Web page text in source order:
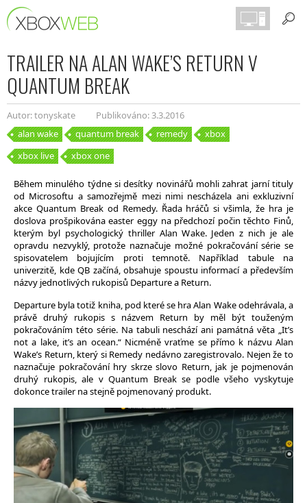
TRAILER NA ALAN WAKE’S RETURN V
QUANTUM BREAK
Autor: tonyskate
Publikováno: 3.3.2016
alan wake
quantum break remedy
xbox
xbox live
xbox one
Během minulého týdne si desítky novinářů mohli zahrat jarní tituly
od Microsoftu a samozřejmě mezi nimi nescházela ani exkluzivní
akce Quantum Break od Remedy. Řada hráčů si všimla, že hra je
doslova prošpikována easter eggy na předchozí počin těchto Finů,
kterým byl psychologický thriller Alan Wake. Jeden z nich je ale
opravdu nezvyklý, protože naznačuje možné pokračování série se
spisovatelem bojujícím proti temnotě. Například tabule na
univerzitě, kde QB začíná, obsahuje spoustu informací a především
názvy jednotlivých rukopisů Departure a Return.
Departure byla totiž kniha, pod které se hra Alan Wake odehrávala, a
právě druhý rukopis s názvem Return by měl být touženým
pokračováním této série. Na tabuli neschází ani památná věta „It’s
not a lake, it’s an ocean.“ Nicméně vraťme se přímo k názvu Alan
Wake’s Return, který si Remedy nedávno zaregistrovalo. Nejen že to
naznačuje pokračování hry skrze slovo Return, jak je pojmenován
druhý rukopis, ale v Quantum Break se podle všeho vyskytuje
dokonce trailer na stejně pojmenovaný produkt.